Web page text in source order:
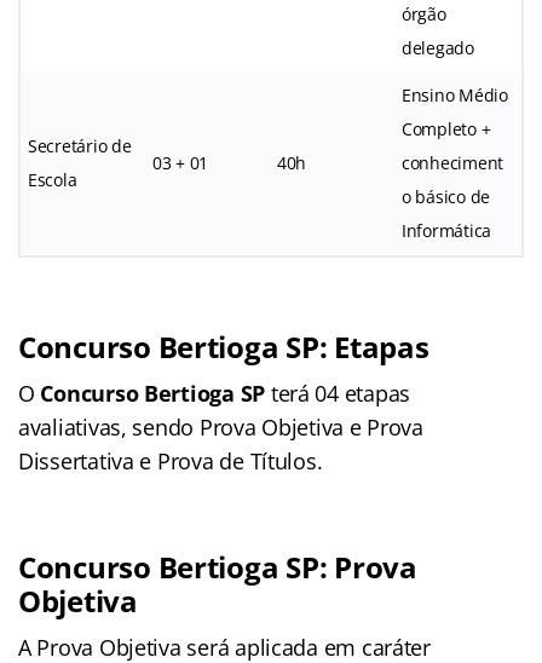
órgão
delegado
Secretário de
Escola
03 + 01 40h
Ensino Médio
Completo +
conheciment
o básico de
Informática
Concurso Bertioga SP: Etapas
O Concurso Bertioga SP terá 04 etapas
avaliativas, sendo Prova Objetiva e Prova
Dissertativa e Prova de Títulos.
Concurso Bertioga SP: Prova
Objetiva
A Prova Objetiva será aplicada em caráter